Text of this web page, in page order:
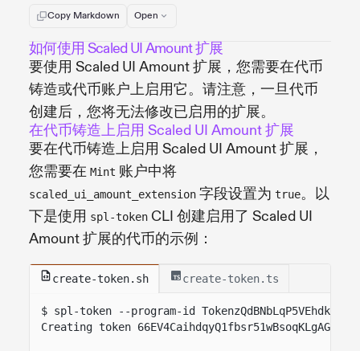
Copy Markdown Open
如何使用 Scaled UI Amount 扩展
要使用 Scaled UI Amount 扩展，您需要在代币
铸造或代币账户上启用它。请注意，一旦代币
创建后，您将无法修改已启用的扩展。
在代币铸造上启用 Scaled UI Amount 扩展
要在代币铸造上启用 Scaled UI Amount 扩展，
您需要在 Mint 账户中将
scaled_ui_amount_extension 字段设置为 true。以
下是使用 spl-token CLI 创建启用了 Scaled UI
Amount 扩展的代币的示例：
create-token.sh create-token.ts
$ spl-token --program-id
Creating token